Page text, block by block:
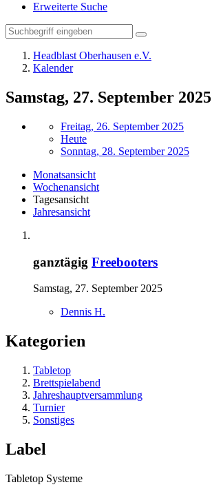
Erweiterte Suche
Headblast Oberhausen e.V.
Kalender
Samstag, 27. September 2025
Freitag, 26. September 2025
Heute
Sonntag, 28. September 2025
Monatsansicht
Wochenansicht
Tagesansicht
Jahresansicht
ganztägig Freebooters
Samstag, 27. September 2025
Dennis H.
Kategorien
Tabletop
Brettspielabend
Jahreshauptversammlung
Turnier
Sonstiges
Label
Tabletop Systeme